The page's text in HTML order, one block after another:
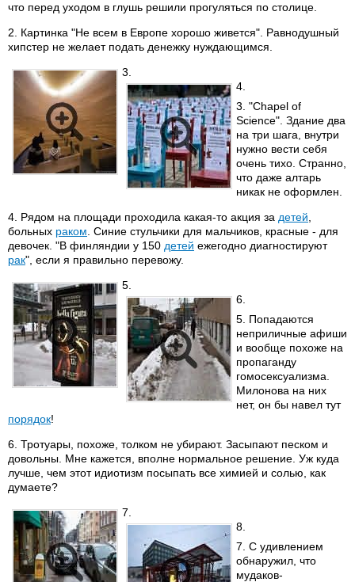
что перед уходом в глушь решили прогуляться по столице.
2. Картинка "Не всем в Европе хорошо живется". Равнодушный
хипстер не желает подать денежку нуждающимся.
3.
4.
3. "Chapel of
Science". Здание два
на три шага, внутри
нужно вести себя
очень тихо. Странно,
что даже алтарь
никак не оформлен.
4. Рядом на площади проходила какая-то акция за детей
больных раком . Синие стульчики для мальчиков, красные - для
девочек. "В финляндии у 150 детей ежегодно диагностируют
рак", если я правильно перевожу.
5.
6.
5. Попадаются
неприличные афиши
и вообще похоже на
пропаганду
гомосексуализма.
Милонова на них
нет, он бы навел тут
порядок!
6. Тротуары, похоже, толком не убирают. Засыпают песком и
довольны. Мне кажется, вполне нормальное решение. Уж куда
лучше, чем этот идиотизм посыпать все химией и солью, как
думаете?
7.
8.
7. С удивлением
обнаружил, что
мудаков-